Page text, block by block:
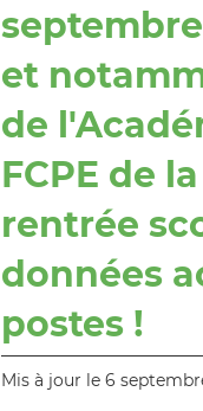
et
de
FCPE de
rentrée
données
postes !
Mis à jour le 6